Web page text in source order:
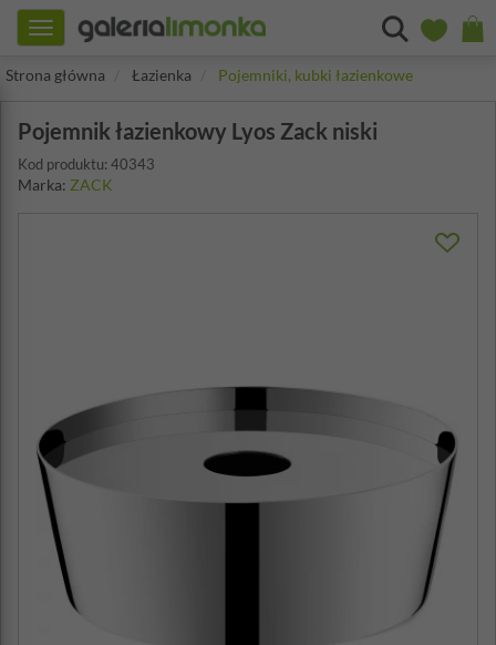
Toggle
navigation
Strona główna
Łazienka Pojemniki, kubki łazienkowe
Pojemnik łazienkowy Lyos Zack niski
Kod produktu: 40343
Marka: ZACK